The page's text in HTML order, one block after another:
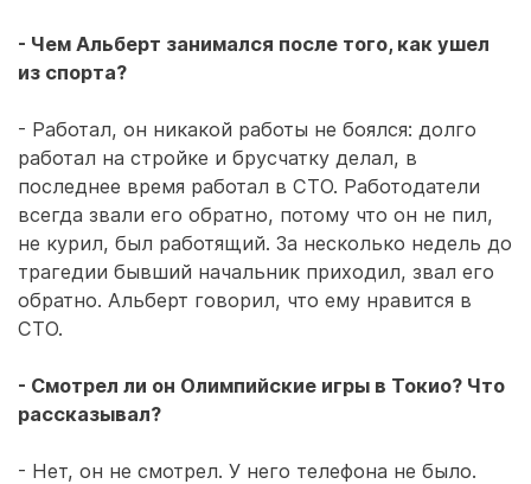
- Чем Альберт занимался после того, как ушел
из спорта?
- Работал, он никакой работы не боялся: долго
работал на стройке и брусчатку делал, в
последнее время работал в СТО. Работодатели
всегда звали его обратно, потому что он не пил,
не курил, был работящий. За несколько недель до
трагедии бывший начальник приходил, звал его
обратно. Альберт говорил, что ему нравится в
СТО.
- Смотрел ли он Олимпийские игры в Токио? Что
рассказывал?
- Нет, он не смотрел. У него телефона не было.